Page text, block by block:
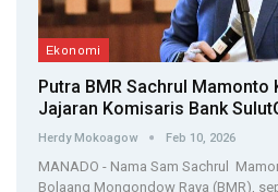
Ekonomi
Putra BMR Sachrul Mamonto
Jajaran Komisaris Bank
Herdy Mokoagow Feb 10, 2026
MANADO - Nama Sam Sachrul
Bolaang Mongondow Raya (BMR),